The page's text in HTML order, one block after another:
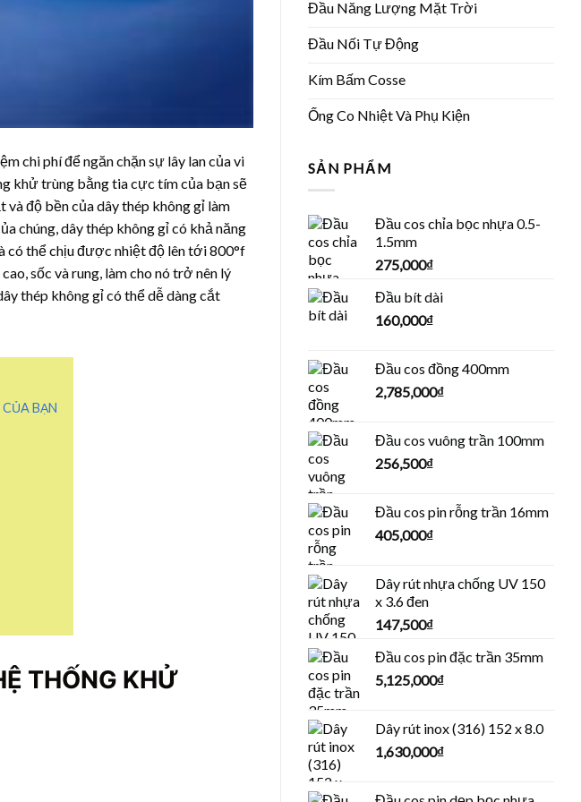
chi phí để ngăn chặn sự lây lan của vi
khử trùng bằng tia cực tím của bạn sẽ
độ bền của dây thép không gỉ làm
chúng, dây thép không gỉ có khả năng
có thể chịu được nhiệt độ lên tới 800°f
sốc và rung, làm cho nó trở nên lý
thép không gỉ có thể dễ dàng cắt
BẠN
THỐNG KHỬ
Đầu Năng Lượng Mặt Trời
Đầu Nối Tự Động
Kím Bấm Cosse
Ống Co Nhiệt Và Phụ Kiện
SẢN PHẨM
Đầu cos chỉa bọc nhựa 0.5-
1.5mm
275,000₫
Đầu bít dài
160,000₫
Đầu cos đồng 400mm
2,785,000₫
Đầu cos vuông trần 100mm
256,500₫
Đầu cos pin rỗng trần 16mm
405,000₫
Dây rút nhựa chống UV 150
x 3.6 đen
147,500₫
Đầu cos pin đặc trần 35mm
5,125,000₫
Dây rút inox (316) 152 x 8.0
1,630,000₫